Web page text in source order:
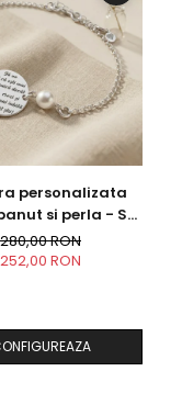
personalizata
si perla - Sa
nu uiti...
280,00 RON
252,00 RON